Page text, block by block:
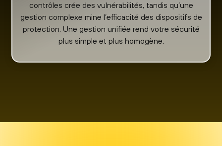
contrôles crée des vulnérabilités, tandis qu’une
gestion complexe mine l’efficacité des dispositifs de
protection. Une gestion unifiée rend votre sécurité
plus simple et plus homogène.